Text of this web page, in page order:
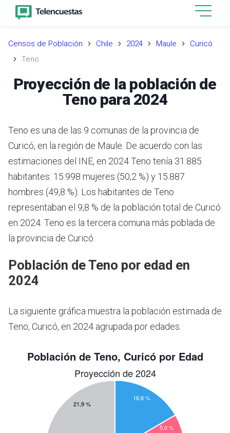
Censos de Población Chile 2024 Maule
Curicó
Teno
Proyección de la población de
Teno para 2024
Teno es una de las 9 comunas de la provincia de
Curicó, en la región de Maule. De acuerdo con las
estimaciones del INE, en 2024 Teno tenía 31.885
habitantes: 15.998 mujeres (50,2 %) y 15.887
hombres (49,8 %). Los habitantes de Teno
representaban el 9,8 % de la población total de Curicó
en 2024. Teno es la tercera comuna más poblada de
la provincia de Curicó.
Población de Teno por edad en
2024
La siguiente gráfica muestra la población estimada de
Teno, Curicó, en 2024 agrupada por edades.